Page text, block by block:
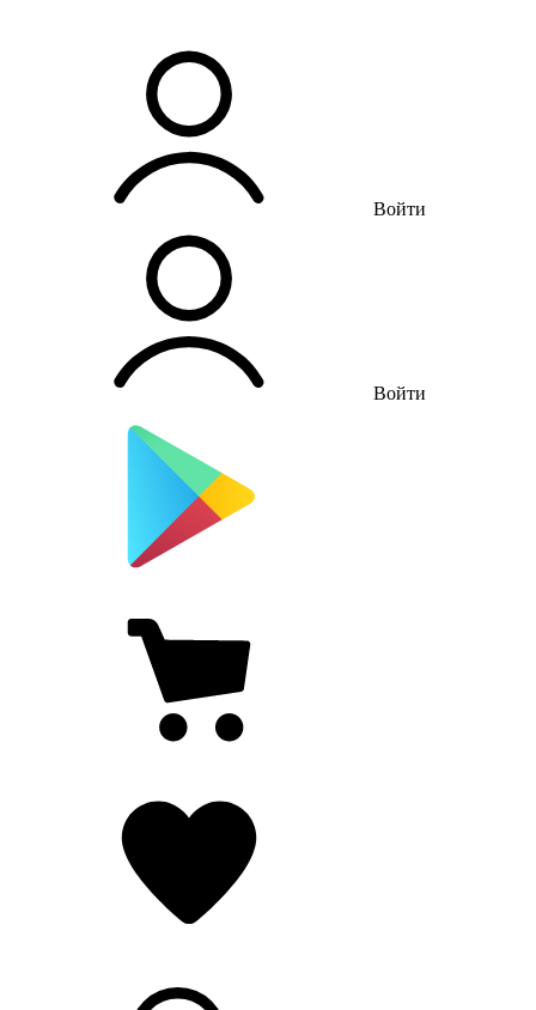
Войти
Войти